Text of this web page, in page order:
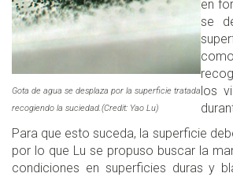
Gota de agua se desplaza por la superficie tratada
recogiendo la suciedad.(Credit: Yao Lu)
en
se
los
Para que esto suceda, la superficie
por lo que Lu se propuso buscar la
condiciones en superficies duras y